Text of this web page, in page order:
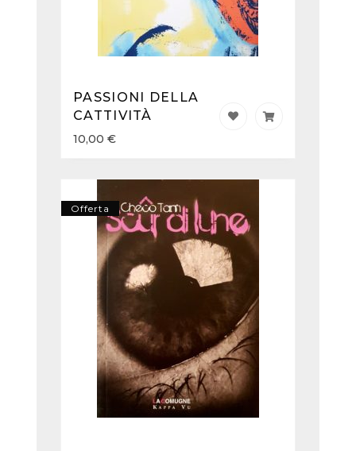
PASSIONI DELLA
CATTIVITÀ
10,00 €
Offerta